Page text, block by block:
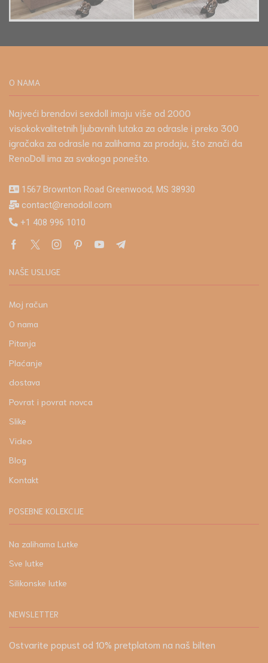
O NAMA
Najveći brendovi sexdoll imaju više od 2000
visokokvalitetnih ljubavnih lutaka za odrasle i preko 300
igračaka za odrasle na zalihama za prodaju, što znači da
RenoDoll ima za svakoga ponešto.
1567 Brownton Road Greenwood, MS 38930
contact@renodoll.com
+1 408 996 1010
NAŠE USLUGE
Moj račun
O nama
Pitanja
Plaćanje
dostava
Povrat i povrat novca
Slike
Video
Blog
Kontakt
POSEBNE KOLEKCIJE
Na zalihama Lutke
Sve lutke
Silikonske lutke
NEWSLETTER
Ostvarite popust od 10% pretplatom na naš bilten